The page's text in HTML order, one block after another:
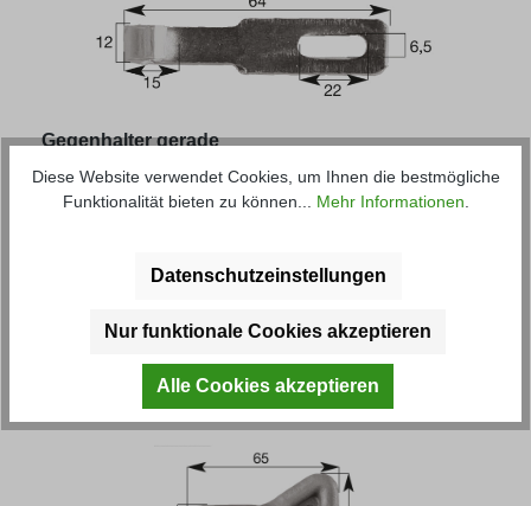
Gegenhalter gerade
Haltenocke, leichte Ausführung, zum Anschrauben,
Artikel-Nr.: 20269
Diese Website verwendet Cookies, um Ihnen die bestmögliche
Funktionalität bieten zu können... Mehr Informationen
Datenschutzeinstellungen
Nur funktionale Cookies akzeptieren
Alle Cookies akzeptieren